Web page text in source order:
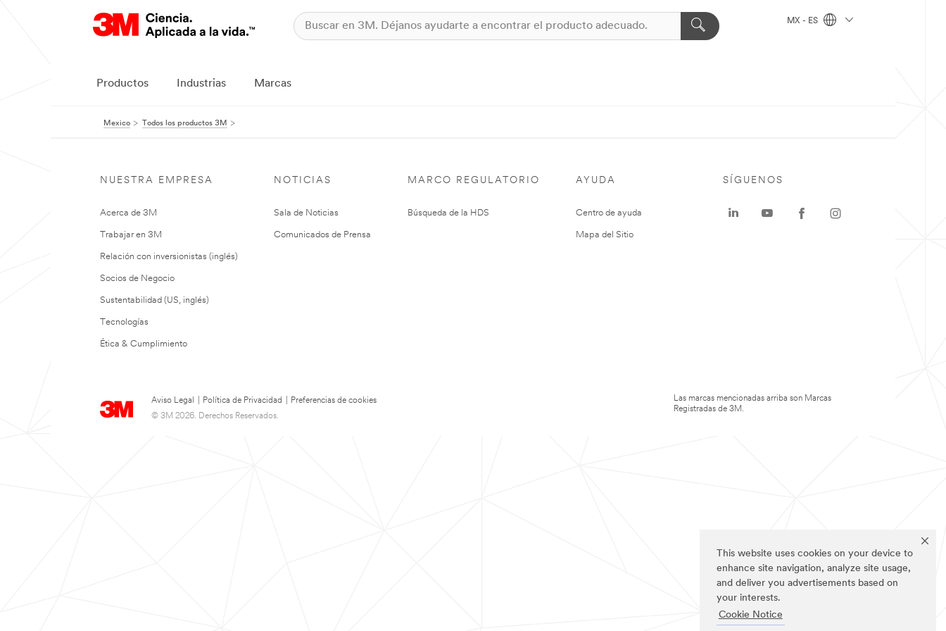
This website uses cookies on your device to
enhance site navigation, analyze site usage,
and deliver you advertisements based on
your interests.
Cookie Notice
MX - ES
Productos Industrias Marcas
Mexico Todos los productos 3M
NUESTRA EMPRESA
Acerca de 3M
Trabajar en 3M
Relación con inversionistas (inglés)
Socios de Negocio
Sustentabilidad (US, inglés)
Tecnologías
Ética & Cumplimiento
NOTICIAS
Sala de Noticias
Comunicados de Prensa
MARCO REGULATORIO
Búsqueda de la HDS
AYUDA
Centro de ayuda
Mapa del Sitio
Aviso Legal Política de Privacidad
Preferencias de cookies
© 3M 2026. Derechos Reservados.
SÍGUENOS
Las marcas mencionadas arriba son Marcas
Registradas de 3M.